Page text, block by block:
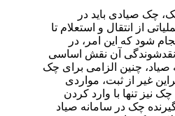
چک صیادی باید در
از انتقال و استعلام تا
شود که این امر، در
نقدشوندگی آن نقش اساسی
صیاد، چنین الزامی برای چک
غیر از ثبت، مواردی
نیز تنها با وارد کردن
چک در سامانه صیاد